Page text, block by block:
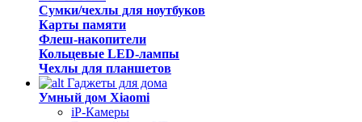
Сумки/чехлы для ноутбуков
Карты памяти
Флеш-накопители
Кольцевые LED-лампы
Чехлы для планшетов
Гаджеты для дома
Умный дом Xiaomi
iP-Камеры